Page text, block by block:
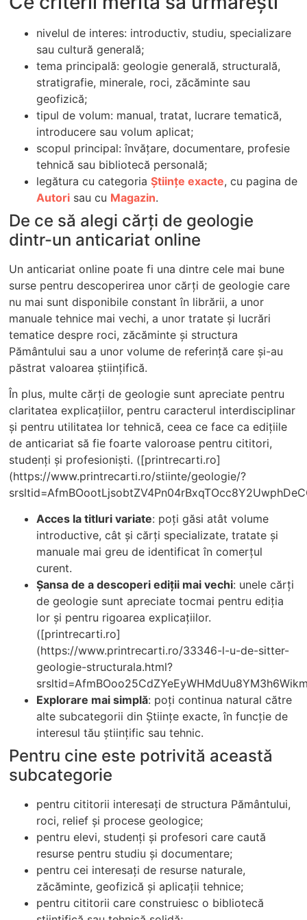
nivelul de interes: introductiv, studiu, specializare
sau cultură generală;
tema principală: geologie generală, structurală,
stratigrafie, minerale, roci, zăcăminte sau
geofizică;
tipul de volum: manual, tratat, lucrare tematică,
introducere sau volum aplicat;
scopul principal: învățare, documentare, profesie
tehnică sau bibliotecă personală;
legătura cu categoriaȘtiințe exacte, cu pagina de
Autori sau cu Magazin.
De ce să alegi cărți de geologie
dintr-un anticariat online
Un anticariat online poate fi una dintre cele mai bune
surse pentru descoperirea unor cărți de geologie care
nu mai sunt disponibile constant în librării, a unor
manuale tehnice mai vechi, a unor tratate și lucrări
tematice despre roci, zăcăminte și structura
Pământului sau a unor volume de referință care și-au
păstrat valoarea științifică.
În plus, multe cărți de geologie sunt apreciate pentru
claritatea explicațiilor, pentru caracterul interdisciplinar
și pentru utilitatea lor tehnică, ceea ce face ca edițiile
de anticariat să fie foarte valoroase pentru cititori,
studenți și profesioniști. ([printrecarti.ro]
(https://www.printrecarti.ro/stiinte/geologie/?
Acces la titluri variate: poți găsi atât volume
introductive, cât și cărți specializate, tratate și
manuale mai greu de identificat în comerțul
curent.
Șansa de a descoperi ediții mai vechi: unele cărți
de geologie sunt apreciate tocmai pentru ediția
lor și pentru rigoarea explicațiilor.
([printrecarti.ro]
(https://www.printrecarti.ro/33346-l-u-de-sitter-
geologie-structurala.html?
Explorare mai simplă: poți continua natural către
alte subcategorii din Științe exacte, în funcție de
interesul tău științific sau tehnic.
Pentru cine este potrivită această
subcategorie
pentru cititorii interesați de structura Pământului,
roci, relief și procese geologice;
pentru elevi, studenți și profesori care caută
resurse pentru studiu și documentare;
pentru cei interesați de resurse naturale,
zăcăminte, geofizică și aplicații tehnice;
pentru cititorii care construiesc o bibliotecă